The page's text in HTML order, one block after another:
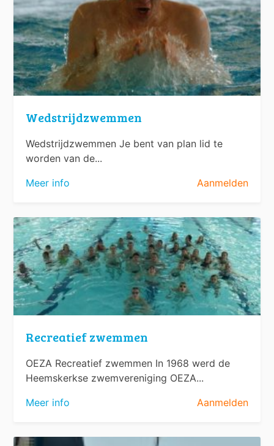
Wedstrijdzwemmen
Wedstrijdzwemmen Je bent van plan lid te
worden van de...
Meer info
Aanmelden
Recreatief zwemmen
OEZA Recreatief zwemmen In 1968 werd de
Heemskerkse zwemvereniging OEZA...
Meer info
Aanmelden